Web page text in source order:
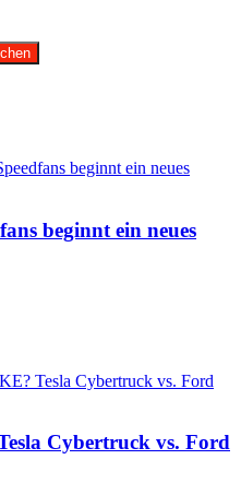
beginnt ein neues
Cybertruck vs. Ford